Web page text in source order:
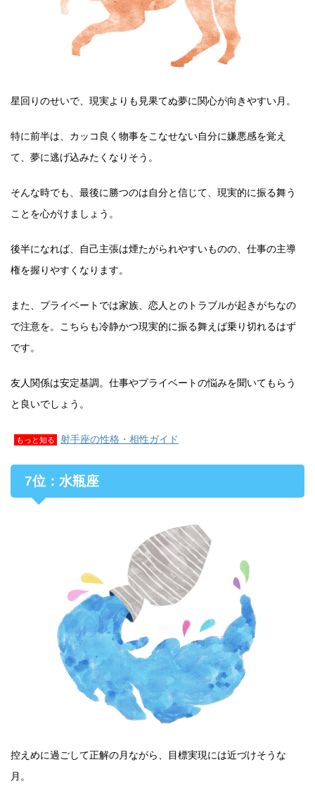
星回りのせいで、現実よりも見果てぬ夢に関心が向きやすい月。
特に前半は、カッコ良く物事をこなせない自分に嫌悪感を覚え
て、夢に逃げ込みたくなりそう。
そんな時でも、最後に勝つのは自分と信じて、現実的に振る舞う
ことを心がけましょう。
後半になれば、自己主張は煙たがられやすいものの、仕事の主導
権を握りやすくなります。
また、プライベートでは家族、恋人とのトラブルが起きがちなの
で注意を。こちらも冷静かつ現実的に振る舞えば乗り切れるはず
です。
友人関係は安定基調。仕事やプライベートの悩みを聞いてもらう
と良いでしょう。
もっと知る 射手座の性格・相性ガイド
7位：水瓶座
控えめに過ごして正解の月ながら、目標実現には近づけそうな
月。